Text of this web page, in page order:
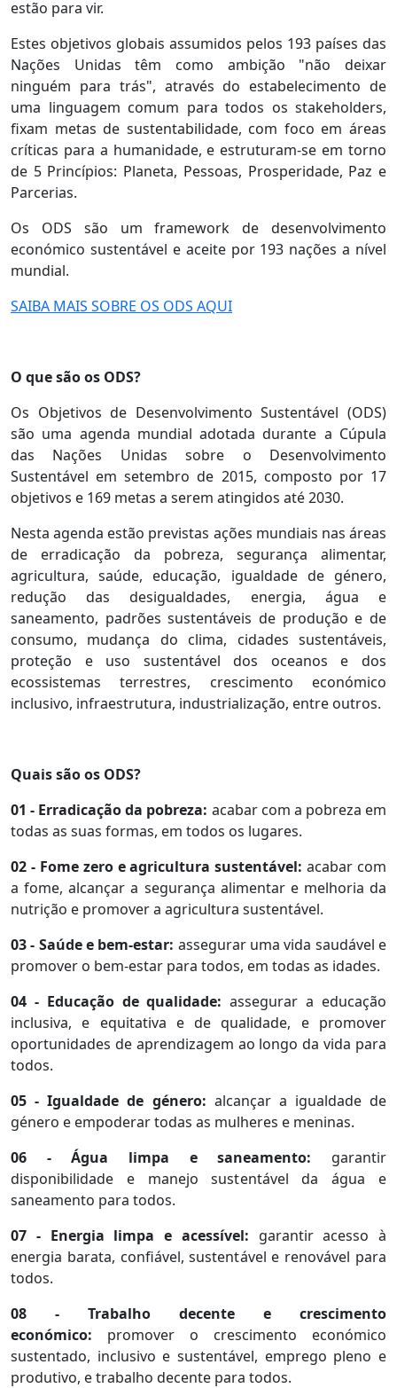
estão para vir.
Estes objetivos globais assumidos pelos 193 países das
Nações Unidas têm como ambição "não deixar
ninguém para trás", através do estabelecimento de
uma linguagem comum para todos os stakeholders,
fixam metas de sustentabilidade, com foco em áreas
críticas para a humanidade, e estruturam-se em torno
de 5 Princípios: Planeta, Pessoas, Prosperidade, Paz e
Parcerias.
Os ODS são um framework de desenvolvimento
económico sustentável e aceite por 193 nações a nível
mundial.
SAIBA MAIS SOBRE OS ODS AQUI
O que são os ODS?
Os Objetivos de Desenvolvimento Sustentável (ODS)
são uma agenda mundial adotada durante a Cúpula
das Nações Unidas sobre o Desenvolvimento
Sustentável em setembro de 2015, composto por 17
objetivos e 169 metas a serem atingidos até 2030.
Nesta agenda estão previstas ações mundiais nas áreas
de erradicação da pobreza, segurança alimentar,
agricultura, saúde, educação, igualdade de género,
redução das desigualdades, energia, água e
saneamento, padrões sustentáveis de produção e de
consumo, mudança do clima, cidades sustentáveis,
proteção e uso sustentável dos oceanos e dos
ecossistemas terrestres, crescimento económico
inclusivo, infraestrutura, industrialização, entre outros.
Quais são os ODS?
01 - Erradicação da pobreza: acabar com a pobreza em
todas as suas formas, em todos os lugares.
02 - Fome zero e agricultura sustentável:acabar com
a fome, alcançar a segurança alimentar e melhoria da
nutrição e promover a agricultura sustentável.
03 - Saúde e bem-estar: assegurar uma vida saudável e
promover o bem-estar para todos, em todas as idades.
04 - Educação de qualidade:assegurar a educação
inclusiva, e equitativa e de qualidade, e promover
oportunidades de aprendizagem ao longo da vida para
todos.
05 - Igualdade de género: alcançar a igualdade de
género e empoderar todas as mulheres e meninas.
06 - Água limpa e saneamento: garantir
disponibilidade e manejo sustentável da água e
saneamento para todos.
07 - Energia limpa e acessível: garantir acesso à
energia barata, confiável, sustentável e renovável para
todos.
08 - Trabalho decente e crescimento
económico: promover o crescimento económico
sustentado, inclusivo e sustentável, emprego pleno e
produtivo, e trabalho decente para todos.